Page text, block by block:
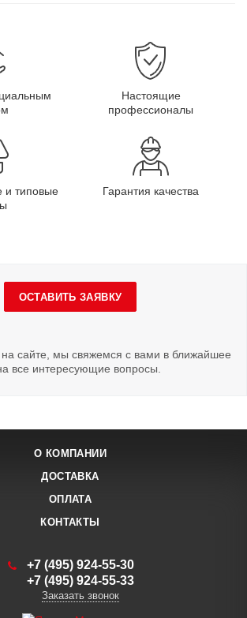
Настоящие
профессионалы
и типовые
Гарантия качества
ОСТАВИТЬ ЗАЯВКУ
сайте, мы свяжемся с вами в ближайшее
все интересующие вопросы.
О КОМПАНИИ
ДОСТАВКА
ОПЛАТА
КОНТАКТЫ
+7 (495) 924-55-30
+7 (495) 924-55-33
Заказать звонок